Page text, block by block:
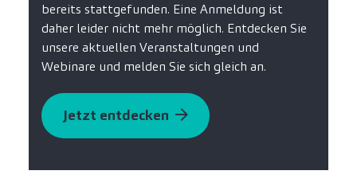
bereits stattgefunden. Eine Anmeldung ist
daher leider nicht mehr möglich. Entdecken Sie
unsere aktuellen Veranstaltungen und
Webinare und melden Sie sich gleich an.
Jetzt entdecken